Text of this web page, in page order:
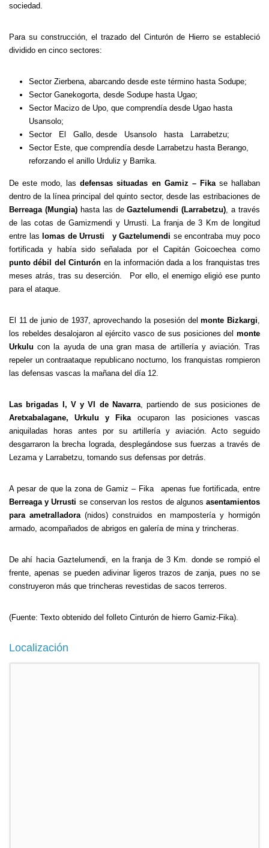
sociedad.
Para su construcción, el trazado del Cinturón de Hierro se estableció
dividido en cinco sectores:
Sector Zierbena, abarcando desde este término hasta Sodupe;
Sector Ganekogorta, desde Sodupe hasta Ugao;
Sector Macizo de Upo, que comprendía desde Ugao hasta
Usansolo;
Sector El Gallo, desde Usansolo hasta Larrabetzu;
Sector Este, que comprendía desde Larrabetzu hasta Berango,
reforzando el anillo Urduliz y Barrika.
De este modo, lasdefensas situadas en Gamiz – Fikase hallaban
dentro de la línea principal del quinto sector, desde las estribaciones de
Berreaga (Mungia)hasta las deGaztelumendi (Larrabetzu), a través
de las cotas de Gamizmendi y Urrusti. La franja de 3 Km de longitud
entre las lomas de Urrusti y Gaztelumendi se encontraba muy poco
fortificada y había sido señalada por el Capitán Goicoechea como
punto débil del Cinturón en la información dada a los franquistas tres
meses atrás, tras su deserción. Por ello, el enemigo eligió ese punto
para el ataque.
El 11 de junio de 1937, aprovechando la posesión delmonte Bizkargi,
los rebeldes desalojaron al ejército vasco de sus posiciones del monte
Urkulu con la ayuda de una gran masa de artillería y aviación. Tras
repeler un contraataque republicano nocturno, los franquistas rompieron
las defensas vascas la mañana del día 12.
Las brigadas I, V y VI de Navarra, partiendo de sus posiciones de
Aretxabalagane, Urkulu y Fikaocuparon las posiciones vascas
aniquiladas horas antes por su artillería y aviación. Acto seguido
desgarraron la brecha lograda, desplegándose sus fuerzas a través de
Lezama y Larrabetzu, tomando sus defensas por detrás.
A pesar de que la zona de Gamiz – Fika apenas fue fortificada, entre
Berreaga y Urrusti se conservan los restos de algunosasentamientos
para ametralladora(nidos) construidos en mampostería y hormigón
armado, acompañados de abrigos en galería de mina y trincheras.
De ahí hacia Gaztelumendi, en la franja de 3 Km. donde se rompió el
frente, apenas se pueden adivinar ligeros trazos de zanja, pues no se
construyeron más que trincheras revestidas de sacos terreros.
(Fuente: Texto obtenido del folleto Cinturón de hierro Gamiz-Fika).
Localización